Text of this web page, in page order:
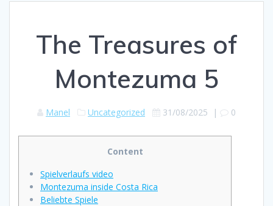
The Treasures of
Montezuma 5
Manel Uncategorized 31/08/2025 | 0
Content
Spielverlaufs video
Montezuma inside Costa Rica
Beliebte Spiele